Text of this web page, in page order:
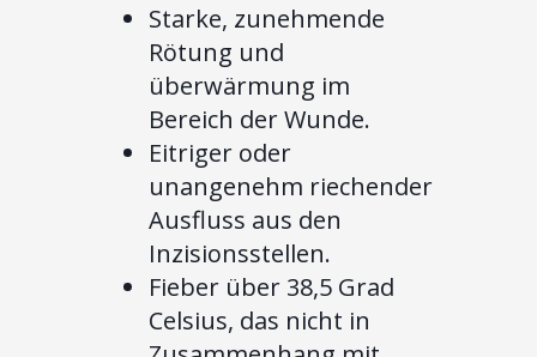
Starke, zunehmende
Rötung und
überwärmung im
Bereich der Wunde.
Eitriger oder
unangenehm riechender
Ausfluss aus den
Inzisionsstellen.
Fieber über 38,5 Grad
Celsius, das nicht in